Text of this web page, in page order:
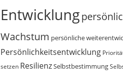
Entwicklung
Wachstum persönliche
Persönlichkeitsentwicklung
setzen ResilienzSelbstbestimmung